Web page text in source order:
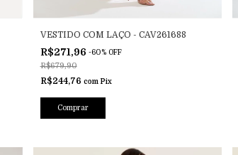
VESTIDO COM LAÇO - CAV261688
R$271,96 -60% OFF
R$679,90
R$244,76 com Pix
Comprar